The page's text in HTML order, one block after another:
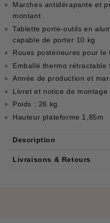
Marches antidérapante et
montant
Tablette porte-outils en
capable de porter 10 kg
Roues postérieures pour
Emballé thermo rétractable
Année de production et
Livret et notice de montage
Poids : 26 kg
Hauteur plateforme 1,85m
Description
Livraisons & Retours